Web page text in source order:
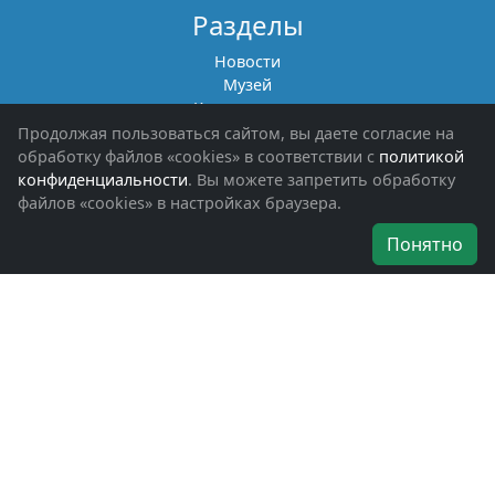
Разделы
Новости
Музей
Книги памяти
Фотоальбомы
Обращения граждан
Помощь участникам СВО и их семьям
Об организации
Наши награды
Продолжая пользоваться сайтом, вы даете согласие на
обработку файлов «cookies» в соответствии с политикой
конфиденциальности. Вы можете запретить обработку
файлов «cookies» в настройках браузера.
Понятно